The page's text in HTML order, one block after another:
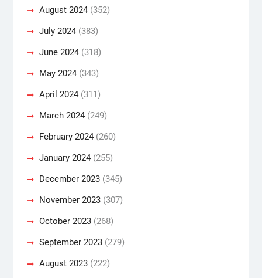
August 2024(352)
July 2024(383)
June 2024(318)
May 2024(343)
April 2024(311)
March 2024(249)
February 2024(260)
January 2024(255)
December 2023(345)
November 2023(307)
October 2023(268)
September 2023(279)
August 2023(222)